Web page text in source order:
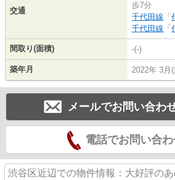
交通
歩7分
千代田線 「
千代田線 「
間取り(面積) -(-)
築年月 2022年 3月
メールでお問い合わ
電話でお問い合
渋谷区近辺での物件情報：大好評の